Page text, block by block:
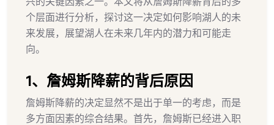
个层面进行分析，探讨这一决定如何影响湖人的未
来发展，展望湖人在未来几年内的潜力和可能走
向。
1、詹姆斯降薪的背后原因
詹姆斯降薪的决定显然不是出于单一的考虑，而是
多方面因素的综合结果。首先，詹姆斯已经进入职